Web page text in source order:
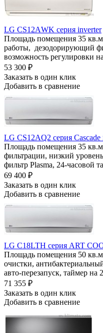
LG СS12АWK серия inverter
Площадь помещения 35
работы, дезодорирующий
возможность регулировки
53 300 ₽
Заказать в один клик
Добавить в сравнение
LG CS12AQ2 серия Cascade
Площадь помещения 35
фильтрации, низкий
фильтр Plasma, 24-часовой
69 400 ₽
Заказать в один клик
Добавить в сравнение
LG C18LTH cерия ART
Площадь помещения 50 кв.м.
очистки,
авто-перезапуск, таймер на
71 355 ₽
Заказать в один клик
Добавить в сравнение